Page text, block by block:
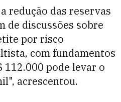
redução das reservas
de discussões sobre
por risco
com fundamentos
112.000 pode levar o
acrescentou.